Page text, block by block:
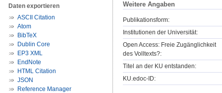
Daten exportieren
ASCII Citation
Atom
BibTeX
Dublin Core
EP3 XML
EndNote
HTML Citation
JSON
Reference Manager
Weitere Angaben
Publikationsform:
Institutionen der Universität:
Open Access: Freie Zugänglichkeit
des Volltexts?:
Titel an der KU entstanden:
KU.edoc-ID: